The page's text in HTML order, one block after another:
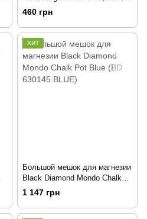
(BD 550503.0000)
460 грн
ХИТ
Большой мешок для магнезии
Black Diamond Mondo Chalk
Pot Blue (BD 630145.BLUE)
1 147 грн